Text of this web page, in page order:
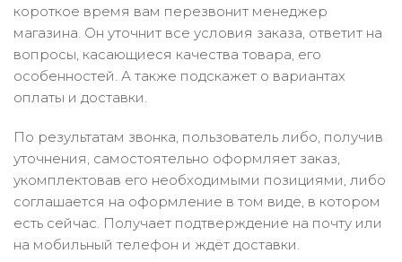
короткое время вам перезвонит менеджер
магазина. Он уточнит все условия заказа, ответит на
вопросы, касающиеся качества товара, его
особенностей. А также подскажет о вариантах
оплаты и доставки.
По результатам звонка, пользователь либо, получив
уточнения, самостоятельно оформляет заказ,
укомплектовав его необходимыми позициями, либо
соглашается на оформление в том виде, в котором
есть сейчас. Получает подтверждение на почту или
на мобильный телефон и ждёт доставки.